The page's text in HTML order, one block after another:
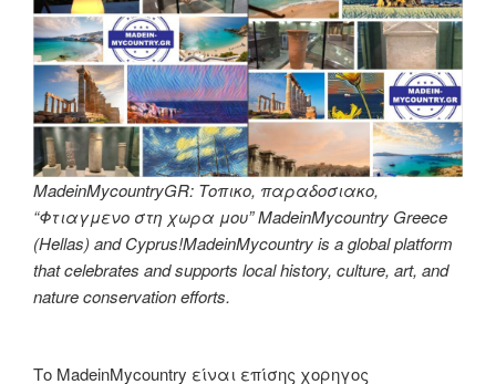
MadeinMycountryGR: Τοπικο, παραδοσιακο,
“Φτιαγμενο στη χωρα μου” MadeinMycountry Greece
(Hellas) and Cyprus!MadeinMycountry is a global platform
that celebrates and supports local history, culture, art, and
nature conservation efforts.
Το MadeinMycountry είναι επίσης χορηγος